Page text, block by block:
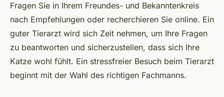
Fragen Sie in Ihrem Freundes- und Bekanntenkreis
nach Empfehlungen oder recherchieren Sie online. Ein
guter Tierarzt wird sich Zeit nehmen, um Ihre Fragen
zu beantworten und sicherzustellen, dass sich Ihre
Katze wohl fühlt. Ein stressfreier Besuch beim Tierarzt
beginnt mit der Wahl des richtigen Fachmanns.